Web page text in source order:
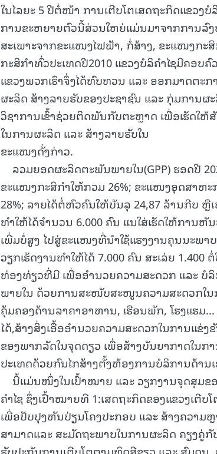
ໃນໄລຍະ 5 ປີຕໍ່ໜ້າ ການເຕີບໂຕເສດຖະກິດແຂວງ
ການຂະຫຍາຍຕົວນີ້ສ່ວນໃຫຍ່ແມ່ນມາຈາກການລົ
ສະເພາະຈາກຂະແໜງໄຟຟ້າ, ກໍ່ສ້າງ, ຂະແໜງກ
ກະສິກຳທົ່ວປະເທດປີ2010 ແຂວງບໍລິຄຳໄຊມີຄອບ
ແຂວງພວກເຮົາຈຶ່ງໄດ້ທົບທວນ ແລະ ອອກມາດຕະ
ຜະລິດ ສ້າງລາຍຮັບຂອງປະຊາຊົນ ແລະ ກຸ່ມການ
ວິຊາການເຂົ້າຊ່ວຍຕິດພັນກັບຕະຫຼາດ ເພື່ອເຮັດໃຫ້
ໃນການຜະລິດ ແລະ ສ້າງລາຍຮັບໃນ
ຂະແໜງດັ່ງກ່າວ.
ລວມຍອດຜະລິດຕະພັນພາຍໃນ(GPP) ຮອດປີ
ຂະແໜງກະສິກຳໃຫ້ກວມ 26%; ຂະແໜງອຸດສາຫ
28%; ລາຍໄດ້ຕໍ່ຫົວຄົນໃຫ້ບັນລຸ 24,87 ລ້ານກີບ ຫຼື
ທຳໃຫ້ໄດ້ຈຳນວນ 6.000 ຄົນ ແນໃສ່ເຮັດໃຫ້ການ
ເພີ່ມບໍ່ສູງ ໄປສູ່ຂະແໜງທີ່ນໍາໃຊ້ແຮງງານຄຸນນະພ
ວຽກເຮັດງານທຳໃຫ້ໄດ້ 7.000 ຄົນ ສະເລ່ຍ
ທ່ອງທ່ຽວທີ່ມີ ເພື່ອອໍານວຍຄວາມສະດວກ ແລະ ບໍ
ພາຍໃນ ດ້ວຍການສະໜັບສະໜູນຄວາມສະດວກໃນ
ຄຸ້ມຄອງດ້ານລາຄາອາຫານ, ເຮືອນພັກ, ໂຮງແຮມ
ໄດ້,ສ້າງສິ່ງເອື້ອອໍານວຍຄວາມສະດວກໃນການແ
ຂອງພາກລັດໃນຈຸດດຽວ ເພື່ອສ້າງບັນຍາກາດໃນ
ປະເທດດ້ວຍກົນໄກສ້າງຕັ້ງຫ້ອງການບໍລິການດ້ານ
ນີ້ແມ່ນໜຶ່ງໃນເປົ້າໝາຍ ແລະ ວຽກງານຈຸດສຸມຂອ
ຄຳໄຊ ຊຶ່ງເປົ້າໝາຍທີ 1:ເສດຖະກິດຂອງແຂວງເຕີ
ເພື່ອປັບປຸງຫັນປ່ຽນໂຄງປະກອບ ແລະ ສ້າງຄວາມ
ສາມາດແລະ ສະມັດຖະພາບໃນການຜະລິດ ຄຽງ